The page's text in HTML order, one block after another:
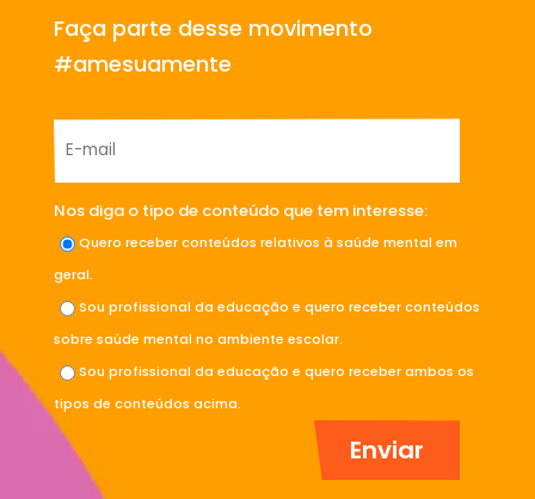
Faça parte desse movimento
#amesuamente
Nos diga o tipo de conteúdo que tem interesse:
Quero receber conteúdos relativos à saúde mental em
geral.
Sou profissional da educação e quero receber conteúdos
sobre saúde mental no ambiente escolar.
Sou profissional da educação e quero receber ambos os
tipos de conteúdos acima.